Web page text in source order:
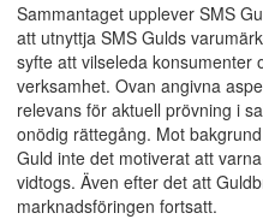
Sammantaget upplever SMS
att utnyttja SMS Gulds
syfte att vilseleda konsumenter
verksamhet. Ovan angivna
relevans för aktuell prövning i
onödig rättegång. Mot
Guld inte det motiverat att
vidtogs. Även efter det att
marknadsföringen fortsatt.